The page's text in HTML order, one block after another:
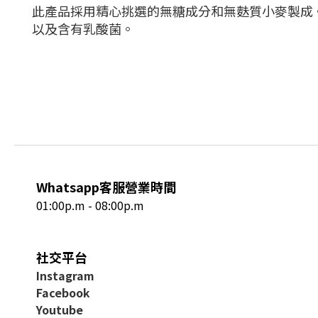
此產品採用精心挑選的無糖成分和無麩質小麥製成
以及含有乳酸菌。
Whatsapp客服營業時間
01:00p.m - 08:00p.m
社交平台
Instagram
Facebook
Youtube